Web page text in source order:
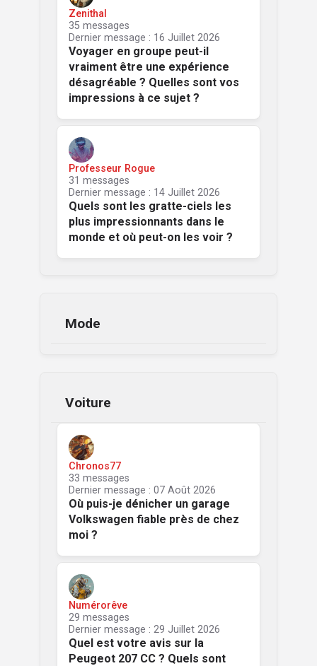
Voyager en groupe peut-il
vraiment être une expérience
désagréable ? Quelles sont vos
impressions à ce sujet ?
Zenithal
35 messages
Dernier message : 16 Juillet 2026
Quels sont les gratte-ciels les
plus impressionnants dans le
monde et où peut-on les voir ?
Professeur Rogue
31 messages
Dernier message : 14 Juillet 2026
Mode
Voiture
Où puis-je dénicher un garage
Volkswagen fiable près de chez
moi ?
Chronos77
33 messages
Dernier message : 07 Août 2026
Quel est votre avis sur la
Peugeot 207 CC ? Quels sont
Numérorêve
29 messages
Dernier message : 29 Juillet 2026